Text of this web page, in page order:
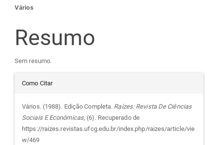
Conteúdo
do
artigo
principal
Vários
Resumo
Sem resumo.
Detalhes
do
artigo
Como Citar
Vários. (1988). Edição Completa. Raízes: Revista De Ciências
Sociais E Econômicas, (6). Recuperado de
https://raizes.revistas.ufcg.edu.br/index.php/raizes/article/vie
w/469